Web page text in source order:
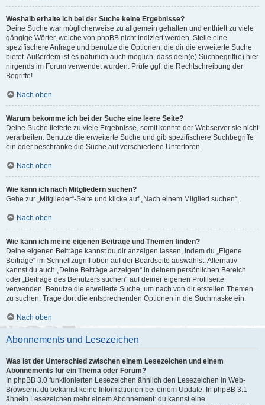
Weshalb erhalte ich bei der Suche keine Ergebnisse?
Deine Suche war möglicherweise zu allgemein gehalten und enthielt zu viele
gängige Wörter, welche von phpBB nicht indiziert werden. Stelle eine
spezifischere Anfrage und benutze die Optionen, die dir die erweiterte Suche
bietet. Außerdem ist es natürlich auch möglich, dass dein(e) Suchbegriff(e) hier
nirgends im Forum verwendet wurden. Prüfe ggf. die Rechtschreibung der
Begriffe!
Nach oben
Warum bekomme ich bei der Suche eine leere Seite?
Deine Suche lieferte zu viele Ergebnisse, somit konnte der Webserver sie nicht
verarbeiten. Benutze die erweiterte Suche und gib spezifischere Suchbegriffe
ein oder beschränke die Suche auf verschiedene Unterforen.
Nach oben
Wie kann ich nach Mitgliedern suchen?
Gehe zur „Mitglieder“-Seite und klicke auf „Nach einem Mitglied suchen“.
Nach oben
Wie kann ich meine eigenen Beiträge und Themen finden?
Deine eigenen Beiträge kannst du dir anzeigen lassen, indem du „Eigene
Beiträge“ im Schnellzugriff oben auf der Boardseite auswählst. Alternativ
kannst du auch „Deine Beiträge anzeigen“ in deinem persönlichen Bereich
oder „Beiträge des Benutzers suchen“ auf deiner eigenen Profilseite
verwenden. Benutze die erweiterte Suche, um nach von dir erstellen Themen
zu suchen. Trage dort die entsprechenden Optionen in die Suchmaske ein.
Nach oben
Abonnements und Lesezeichen
Was ist der Unterschied zwischen einem Lesezeichen und einem
Abonnements für ein Thema oder Forum?
In phpBB 3.0 funktionierten Lesezeichen ähnlich den Lesezeichen in Web-
Browsern: du bekamst keine Informationen bei einem Update. In phpBB 3.1
ähneln Lesezeichen mehr einem Abonnement: du kannst eine